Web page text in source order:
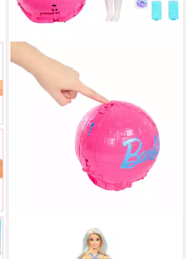
Anziehpuppe Barbie Team